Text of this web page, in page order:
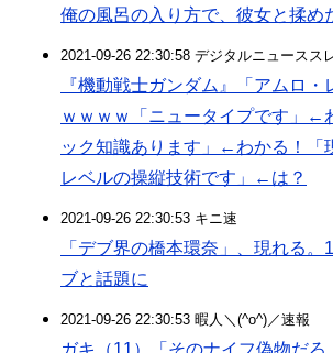
俺の風呂の入り方で、彼女と揉
2021-09-26 22:30:58 デジタルニュースス
『機動戦士ガンダム』「アムロ・
ｗｗｗｗ「ニュータイプです」←
ック知識あります」←わかる！「
レベルの操縦技術です」←は？
2021-09-26 22:30:53 キニ速
「デブ界の橋本環奈」、現れる
ブと話題に
2021-09-26 22:30:53 暇人＼(^o^)／速報
ガキ（11）「そのナイフ偽物だろ